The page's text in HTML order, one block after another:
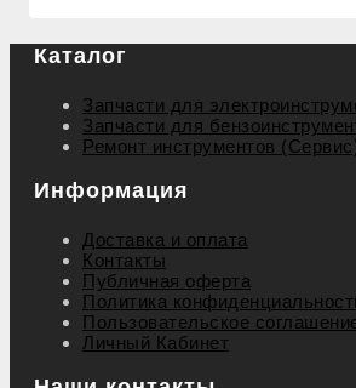
Каталог
Запчасти для
Запчасти для
Ремонт инструментов
Информация
Доставка и оплата
Контакты
Публичная оферта
Политика
Пользовательское
Личный Кабинет